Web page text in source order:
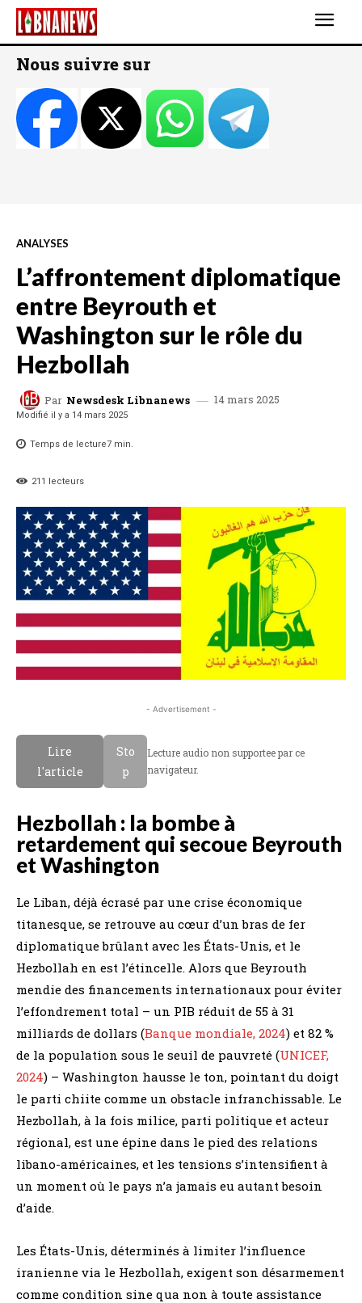
Nous suivre sur
ANALYSES
L’affrontement diplomatique
entre Beyrouth et
Washington sur le rôle du
Hezbollah
Par Newsdesk Libnanews 14 mars 2025
Modifié il y a 14 mars 2025
Temps de lecture7 min.
211 lecteurs
- Advertisement -
Lire
l'article
Sto
p
Lecture audio non supportee par ce
navigateur.
Hezbollah : la bombe à
retardement qui secoue Beyrouth
et Washington
Le Liban, déjà écrasé par une crise économique
titanesque, se retrouve au cœur d’un bras de fer
diplomatique brûlant avec les États-Unis, et le
Hezbollah en est l’étincelle. Alors que Beyrouth
mendie des financements internationaux pour éviter
l’effondrement total – un PIB réduit de 55 à 31
milliards de dollars (Banque mondiale, 2024) et 82 %
de la population sous le seuil de pauvreté (UNICEF,
2024) – Washington hausse le ton, pointant du doigt
le parti chiite comme un obstacle infranchissable. Le
Hezbollah, à la fois milice, parti politique et acteur
régional, est une épine dans le pied des relations
libano-américaines, et les tensions s’intensifient à
un moment où le pays n’a jamais eu autant besoin
d’aide.
Les États-Unis, déterminés à limiter l’influence
iranienne via le Hezbollah, exigent son désarmement
comme condition sine qua non à toute assistance